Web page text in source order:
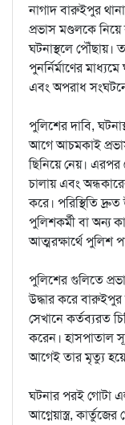
নাগাদ বারুইপুর
প্রভাস মণ্ডলকে
ঘটনাস্থলে পৌঁছায়।
পুনর্নির্মাণের
এবং অপরাধ
পুলিশের দাবি,
আগে আচমকাই
ছিনিয়ে নেয়।
চালায় এবং
করে। পরিস্থিতি
পুলিশকর্মী বা অন্য
আত্মরক্ষার্থে পুলিশ
পুলিশের গুলিতে
উদ্ধার করে বারুইপুর
সেখানে কর্তব্যরত
করেন। হাসপাতাল
আগেই তার মৃত্যু
ঘটনার পরই গোটা
আগ্নেয়াস্ত্র,